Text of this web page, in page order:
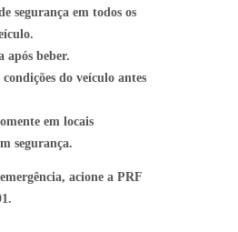
segurança em todos os
após beber.
do veículo antes
em locais
segurança.
acione a PRF